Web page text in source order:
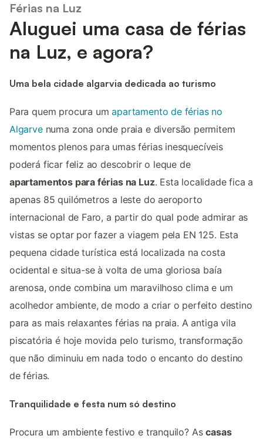
Férias na Luz
Aluguei uma casa de férias
na Luz, e agora?
Uma bela cidade algarvia dedicada ao turismo
Para quem procura umapartamento de férias no
Algarvenuma zona onde praia e diversão permitem
momentos plenos para umas férias inesquecíveis
poderá ficar feliz ao descobrir o leque de
apartamentos para férias na Luz. Esta localidade fica a
apenas 85 quilómetros a leste do aeroporto
internacional de Faro, a partir do qual pode admirar as
vistas se optar por fazer a viagem pela EN 125. Esta
pequena cidade turística está localizada na costa
ocidental e situa-se à volta de uma gloriosa baía
arenosa, onde combina um maravilhoso clima e um
acolhedor ambiente, de modo a criar o perfeito destino
para as mais relaxantes férias na praia. A antiga vila
piscatória é hoje movida pelo turismo, transformação
que não diminuiu em nada todo o encanto do destino
de férias.
Tranquilidade e festa num só destino
Procura um ambiente festivo e tranquilo? Ascasas